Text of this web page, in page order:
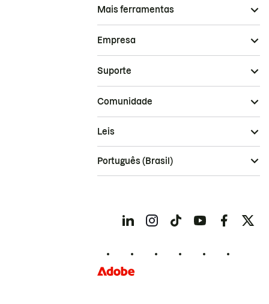
Mais ferramentas
Empresa
Suporte
Comunidade
Leis
Português (Brasil)